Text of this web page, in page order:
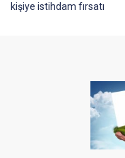
kişiye istihdam fırsatı